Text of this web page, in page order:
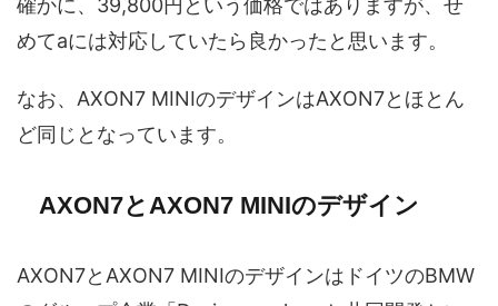
確かに、39,800円という価格ではありますが、せ
めてaには対応していたら良かったと思います。
なお、AXON7 MINIのデザインはAXON7とほとん
ど同じとなっています。
AXON7とAXON7 MINIのデザイン
AXON7とAXON7 MINIのデザインはドイツのBMW